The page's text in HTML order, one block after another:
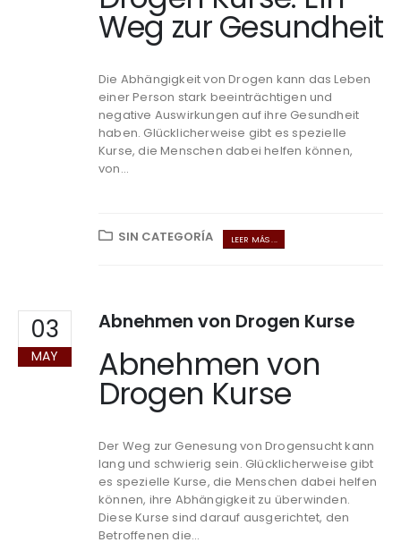
Weg zur Gesundheit
Die Abhängigkeit von Drogen kann das Leben
einer Person stark beeinträchtigen und
negative Auswirkungen auf ihre Gesundheit
haben. Glücklicherweise gibt es spezielle
Kurse, die Menschen dabei helfen können,
von...
SIN CATEGORÍA LEER MÁS ...
03
MAY
Abnehmen von Drogen Kurse
Abnehmen von
Drogen Kurse
Der Weg zur Genesung von Drogensucht kann
lang und schwierig sein. Glücklicherweise gibt
es spezielle Kurse, die Menschen dabei helfen
können, ihre Abhängigkeit zu überwinden.
Diese Kurse sind darauf ausgerichtet, den
Betroffenen die...